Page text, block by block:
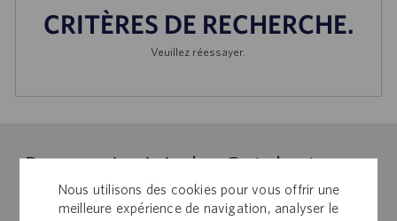
Nous utilisons des cookies pour vous offrir une
meilleure expérience de navigation, analyser le
CRITÈRES DE RECHERCHE.
Veuillez réessayer.
Pourquoi rejoindre Catalent pour
développer votre carrière dans le